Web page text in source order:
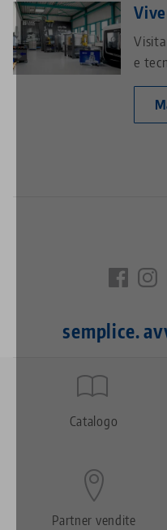
e
semplice.
Quicklinks
FooterCatalogo
Partner vendite